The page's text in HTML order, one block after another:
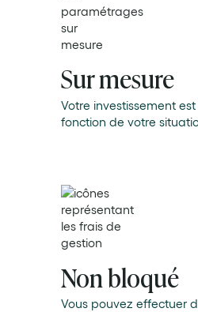
Sur mesure
Votre investissement est
fonction de votre
Non bloqué
Vous pouvez effectuer